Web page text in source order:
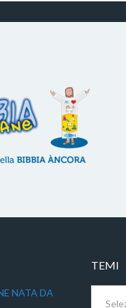
NATA DA
TEMI